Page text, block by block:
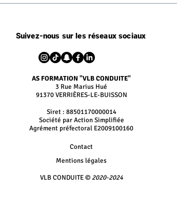
Suivez-nous sur les réseaux sociaux
AS FORMATION "VLB CONDUITE"
3 Rue Marius Hué
91370 VERRIÈRES-LE-BUISSON
Siret : 88501170000014
Société par Action Simplifiée
Agrément préfectoral E2009100160
Contact
Mentions légales
VLB CONDUITE © 2020-2024